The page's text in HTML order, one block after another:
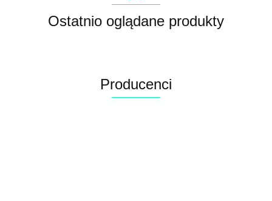
Ostatnio oglądane produkty
Producenci